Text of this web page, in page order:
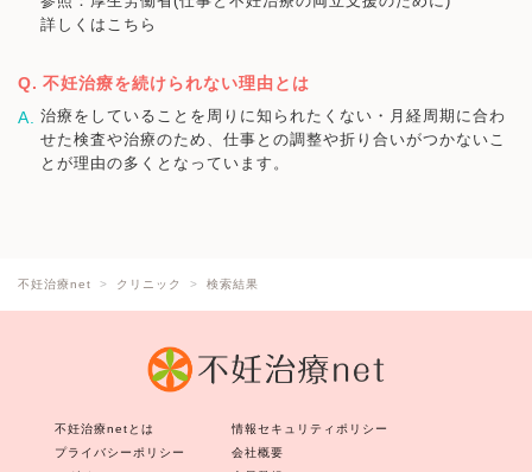
詳しくはこちら
不妊治療を続けられない理由とは
治療をしていることを周りに知られたくない・月経周期に合わ
せた検査や治療のため、仕事との調整や折り合いがつかないこ
とが理由の多くとなっています。
不妊治療net クリニック 検索結果
不妊治療netとは
情報セキュリティポリシー
プライバシーポリシー
会社概要